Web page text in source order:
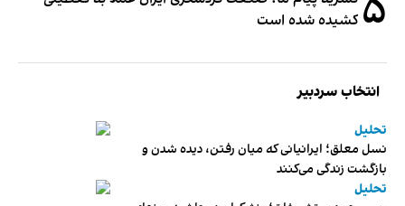
۵ کشیده شده است
انتخاب سردبیر
تحلیل
نسل معلق؛ ایرانیانی که میان رفتن، دیده شدن و
بازگشت زندگی می‌کنند
تحلیل